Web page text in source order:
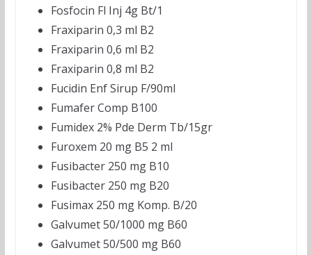
Fosfocin Fl Inj 4g Bt/1
Fraxiparin 0,3 ml B2
Fraxiparin 0,6 ml B2
Fraxiparin 0,8 ml B2
Fucidin Enf Sirup F/90ml
Fumafer Comp B100
Fumidex 2% Pde Derm Tb/15gr
Furoxem 20 mg B5 2 ml
Fusibacter 250 mg B10
Fusibacter 250 mg B20
Fusimax 250 mg Komp. B/20
Galvumet 50/1000 mg B60
Galvumet 50/500 mg B60